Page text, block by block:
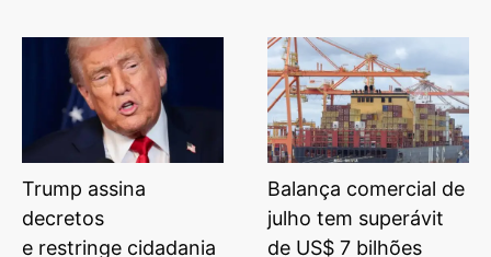
Trump assina
decretos
e restringe cidadania
Balança comercial de
julho tem superávit
de US$ 7 bilhões